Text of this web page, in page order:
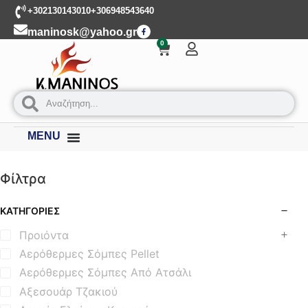
+302130143010+306948543640
maninosk@yahoo.gr
0
MENU
Φίλτρα
ΚΑΤΗΓΟΡΊΕΣ
Προιόντα
Αερόθερμες Σόμπες Pellet
Αερόθερμες Σόμπες Από Ατσάλι
Αξεσουάρ Τζακιού